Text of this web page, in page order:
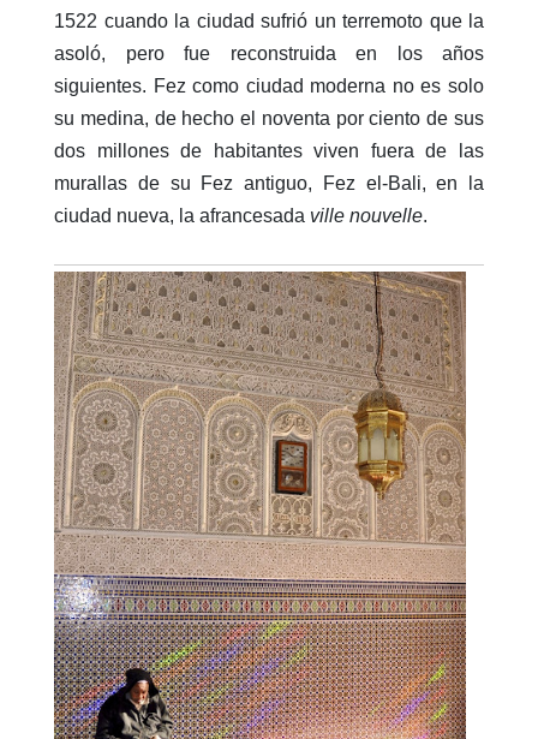
1522 cuando la ciudad sufrió un terremoto que la
asoló, pero fue reconstruida en los años
siguientes. Fez como ciudad moderna no es solo
su medina, de hecho el noventa por ciento de sus
dos millones de habitantes viven fuera de las
murallas de su Fez antiguo, Fez el-Bali, en la
ciudad nueva, la afrancesada ville nouvelle.